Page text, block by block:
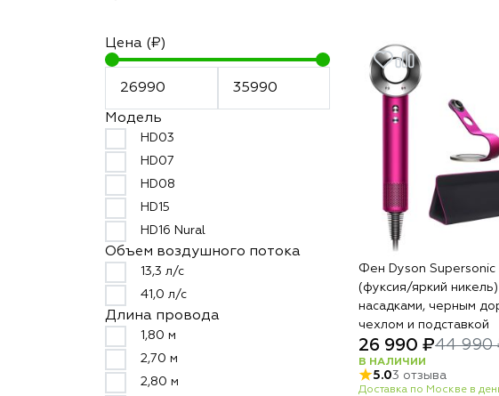
Цена (₽)
Модель
HD03
HD07
HD08
HD15
HD16 Nural
Объем воздушного потока
13,3 л/с
41,0 л/с
Длина провода
1,80 м
2,70 м
2,80 м
Фен Dyson Supersonic
(фуксия/яркий никель)
насадками, черным
чехлом и подставкой
26 990 ₽44 990
В НАЛИЧИИ
5.03 отзыва
Доставка по Москве в